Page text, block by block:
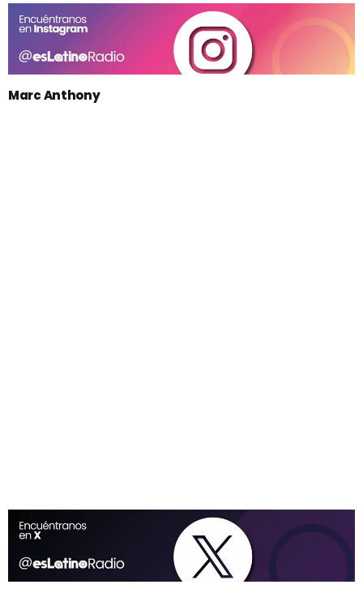
Marc Anthony